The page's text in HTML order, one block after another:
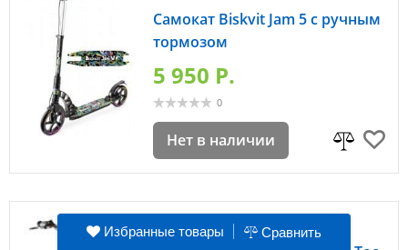
Самокат Biskvit Jam 5 с ручным
тормозом
5 950 P.
0
Нет в наличии
Товар закончился
Избранные товары